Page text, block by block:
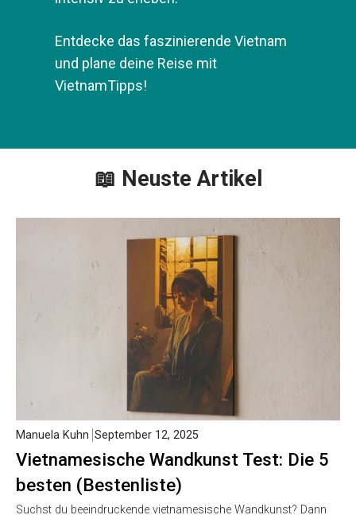
Entdecke das faszinierende Vietnam
und plane deine Reise mit
VietnamTipps!
📖 Neuste Artikel
Vietnamesische Wandkunst Test: Die 5
besten (Bestenliste)
Manuela Kuhn September 12, 2025
Suchst du beeindruckende vietnamesische Wandkunst? Dann